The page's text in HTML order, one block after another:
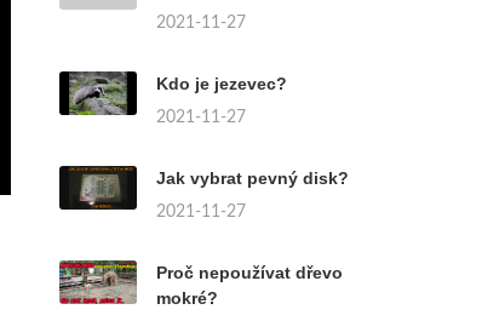
2021-11-27
Kdo je jezevec?
2021-11-27
Jak vybrat pevný disk?
2021-11-27
Proč nepoužívat dřevo
mokré?